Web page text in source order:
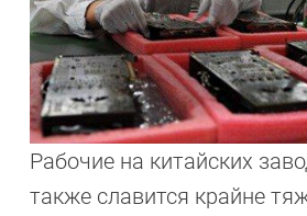
Рабочие на китайских
также славится крайне